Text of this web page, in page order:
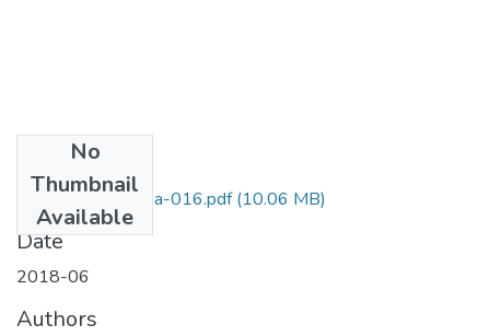
No
Thumbnail
Available
MEDOUAR Karima-016.pdf(10.06 MB)
Date
2018-06
Authors